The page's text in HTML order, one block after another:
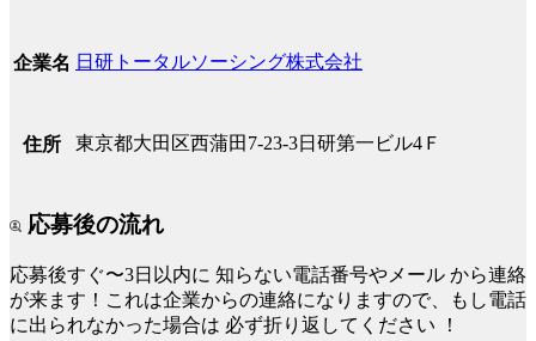
企業名 日研トータルソーシング株式会社
住所 東京都大田区西蒲田7-23-3日研第一ビル4Ｆ
応募後の流れ
応募後すぐ〜3日以内に 知らない電話番号やメール から連絡
が来ます！これは企業からの連絡になりますので、もし電話
に出られなかった場合は 必ず折り返してください ！